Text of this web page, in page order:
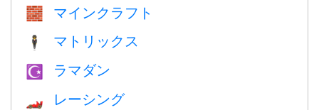
🧱 マインクラフト
🕴️ マトリックス
☪️ ラマダン
🏎 レーシング